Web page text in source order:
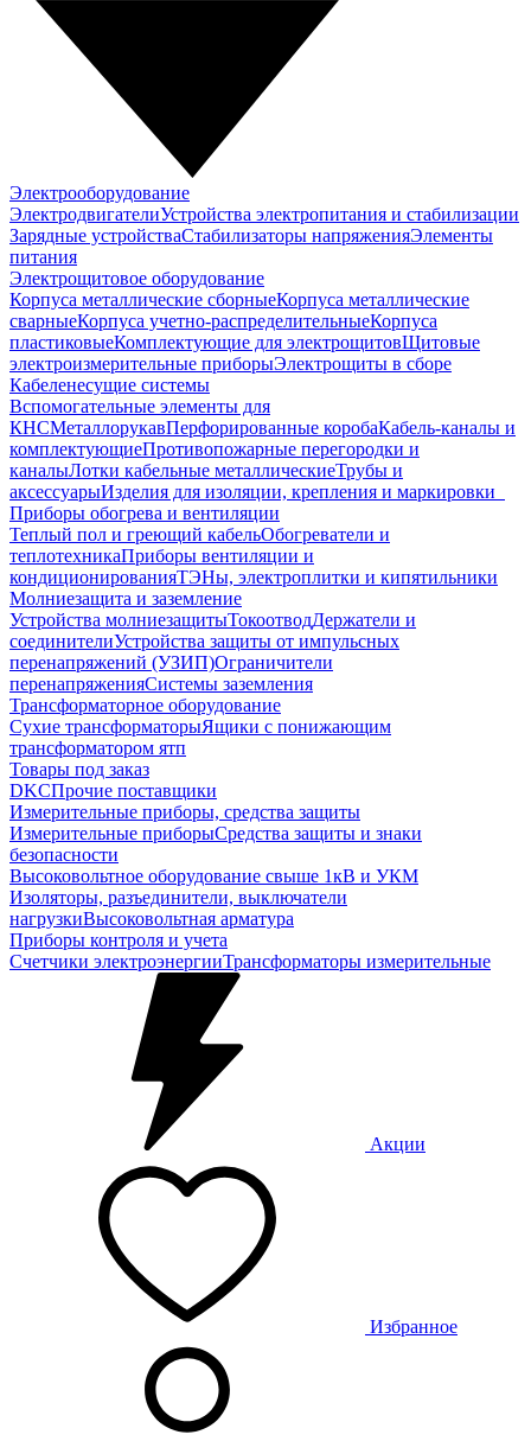
Электрооборудование
ЭлектродвигателиУстройства электропитания и стабилизации
Зарядные устройстваСтабилизаторы напряженияЭлементы
питания
Электрощитовое оборудование
Корпуса металлические сборныеКорпуса металлические
сварныеКорпуса учетно-распределительныеКорпуса
пластиковыеКомплектующие для электрощитовЩитовые
электроизмерительные приборыЭлектрощиты в сборе
Кабеленесущие системы
Вспомогательные элементы для
КНСМеталлорукавПерфорированные коробаКабель-каналы и
комплектующиеПротивопожарные перегородки и
каналыЛотки кабельные металлическиеТрубы и
аксессуарыИзделия для изоляции, крепления и маркировки
Приборы обогрева и вентиляции
Теплый пол и греющий кабельОбогреватели и
теплотехникаПриборы вентиляции и
кондиционированияТЭНы, электроплитки и кипятильники
Молниезащита и заземление
Устройства молниезащитыТокоотводДержатели и
соединителиУстройства защиты от импульсных
перенапряжений (УЗИП)Ограничители
перенапряженияСистемы заземления
Трансформаторное оборудование
Сухие трансформаторыЯщики с понижающим
трансформатором ятп
Товары под заказ
DKCПрочие поставщики
Измерительные приборы, средства защиты
Измерительные приборыСредства защиты и знаки
безопасности
Высоковольтное оборудование свыше 1кВ и УКМ
Изоляторы, разъединители, выключатели
нагрузкиВысоковольтная арматура
Приборы контроля и учета
Счетчики электроэнергииТрансформаторы измерительные
Акции
Избранное